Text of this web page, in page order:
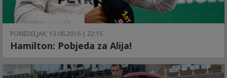
PONEDELJAK, 13.06.2016 | 22:15
Hamilton: Pobjeda za Alija!